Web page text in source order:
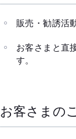
販売・勧誘活
お客さまと直
す。
お客さまの